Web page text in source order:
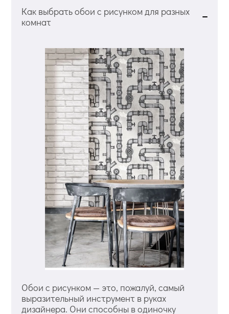
Как выбрать обои с рисунком для разных
комнат
Обои с рисунком — это, пожалуй, самый
выразительный инструмент в руках
дизайнера. Они способны в одиночку